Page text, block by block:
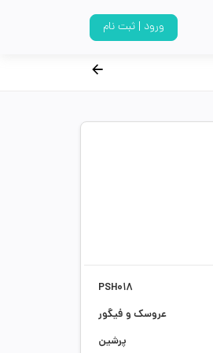
ورود | ثبت نام
PSH018
عروسک و فیگور
پرشین